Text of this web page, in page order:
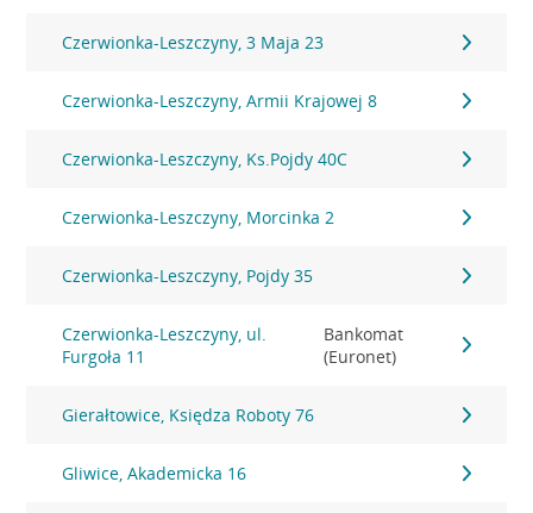
Czerwionka-Leszczyny, 3 Maja 23
Czerwionka-Leszczyny, Armii Krajowej 8
Czerwionka-Leszczyny, Ks.Pojdy 40C
Czerwionka-Leszczyny, Morcinka 2
Czerwionka-Leszczyny, Pojdy 35
Czerwionka-Leszczyny, ul.
Furgoła 11
Bankomat
(Euronet)
Gierałtowice, Księdza Roboty 76
Gliwice, Akademicka 16